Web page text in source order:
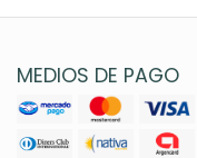
MEDIOS DE PAGO